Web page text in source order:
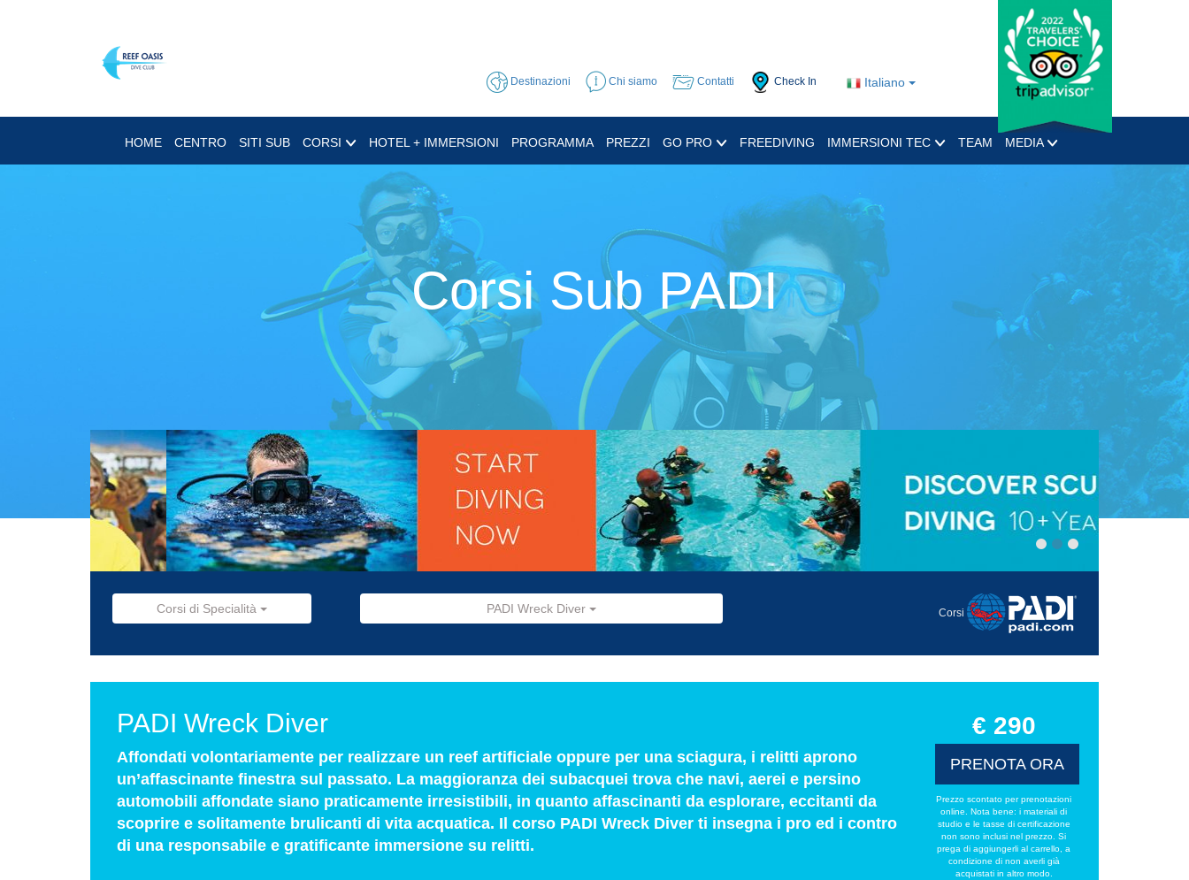
Italiano
Destinazioni Chi siamo Contatti Check In
HOME CENTRO SITI SUB CORSI HOTEL + IMMERSIONI PROGRAMMA PREZZI GO PRO FREEDIVING IMMERSIONI TEC TEAM MEDIA
Corsi Sub PADI
Corsi di Specialità PADI Wreck Diver Corsi
PADI Wreck Diver
Affondati volontariamente per realizzare un reef artificiale oppure per una sciagura, i relitti aprono
un’affascinante finestra sul passato. La maggioranza dei subacquei trova che navi, aerei e persino
automobili affondate siano praticamente irresistibili, in quanto affascinanti da esplorare, eccitanti da
scoprire e solitamente brulicanti di vita acquatica. Il corso PADI Wreck Diver ti insegna i pro ed i contro
di una responsabile e gratificante immersione su relitti.
€ 290
PRENOTA ORA
Prezzo scontato per prenotazioni
online. Nota bene: i materiali di
studio e le tasse di certificazione
non sono inclusi nel prezzo. Si
prega di aggiungerli al carrello, a
condizione di non averli già
acquistati in altro modo.